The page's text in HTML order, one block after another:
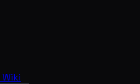
Wiki